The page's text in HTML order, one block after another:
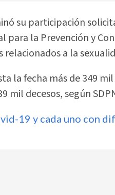
su participación
para la Prevención y
a la
la fecha más de 349
mil decesos, según
19 y cada uno con